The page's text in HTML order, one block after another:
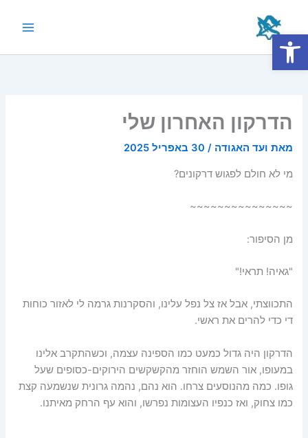
הדרקון האחרון שלי
מאת ועד האגודה/ 30 באפריל 2025
מי לא חולם לפגוש דרקונים?
~~~~~~~~~~~~~~~
מן הסיפור:
"גאיה! תראי!"
התכווצתי, אבל אז צל נפל עלינו, והסקרנות גרמה לי לאזור כוחות
די כדי להרים את ראשי.
הדרקון היה גדול כמעט כמו הספינה עצמה, וכשהתקרב אלינו
במעופו, אור השמש הוחזר מהקשקשים הירוקים-כסופים שעל
גופו. כמה מהנוסעים צרחו. הוא נהם, נהמה גרונית שנשמעה קצת
כמו צחוק, ואז כנפיו העצומות נפרשו, והוא עף הרחק מאיתנו.
פתח סרגל נגישות